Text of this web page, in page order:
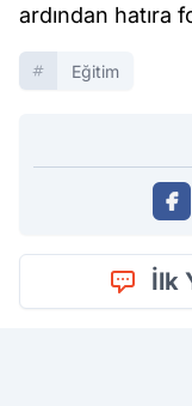
ardından hatıra
Eğitim
İlk